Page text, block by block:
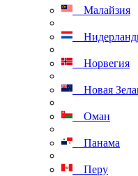
Малайзия
Норвегия
Новая
Оман
Панама
Перу